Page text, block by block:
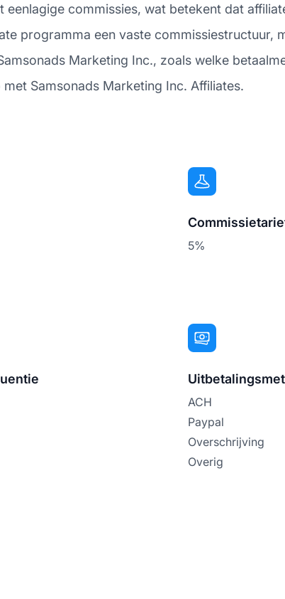
eenlagige commissies, wat betekent dat
programma een vaste commissiestructuur,
Marketing Inc., zoals welke
Samsonads Marketing Inc. Affiliates.
5%
ACH
Paypal
Overschrijving
Overig